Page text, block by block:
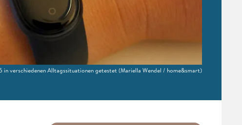
in verschiedenen Alltagssituationen getestet (Mariella Wendel / home&smart)